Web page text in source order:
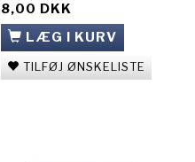
8,00 DKK
LÆG I KURV
TILFØJ ØNSKELISTE